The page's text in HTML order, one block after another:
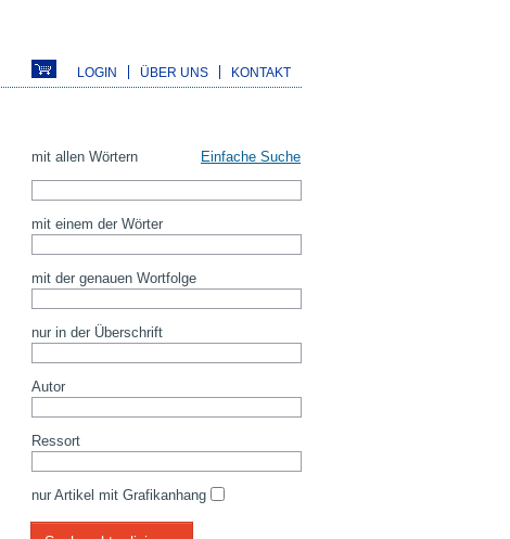
LOGIN ÜBER UNS KONTAKT
mit allen Wörtern Einfache Suche
mit einem der Wörter
mit der genauen Wortfolge
nur in der Überschrift
Autor
Ressort
nur Artikel mit Grafikanhang